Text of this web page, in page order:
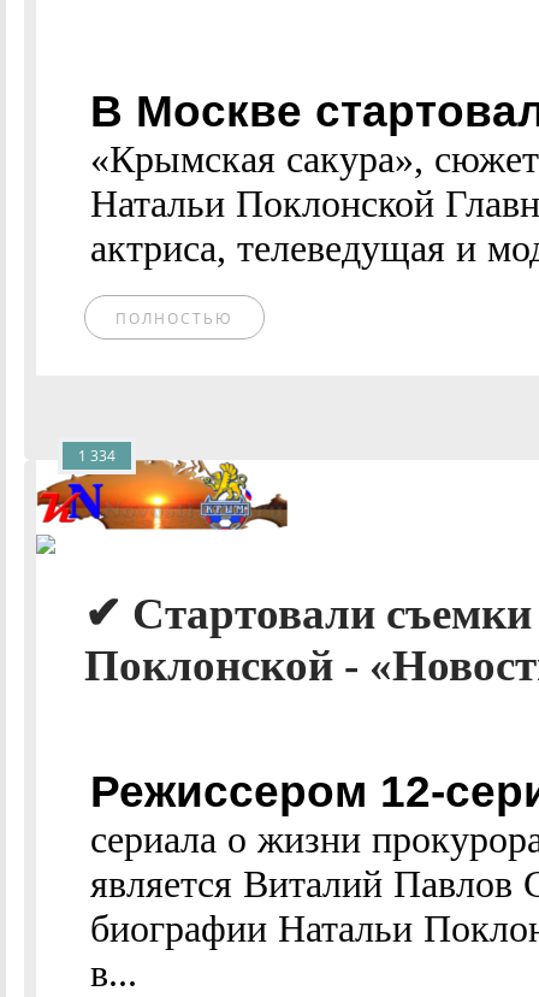
В Москве
«Крымская сакура»,
Натальи Поклонской
актриса, телеведущая и
ПОЛНОСТЬЮ
✔ Стартовали съемки
Поклонской -
Режиссером 12-
сериала о жизни
является Виталий Павлов
биографии Натальи
в...
1 334